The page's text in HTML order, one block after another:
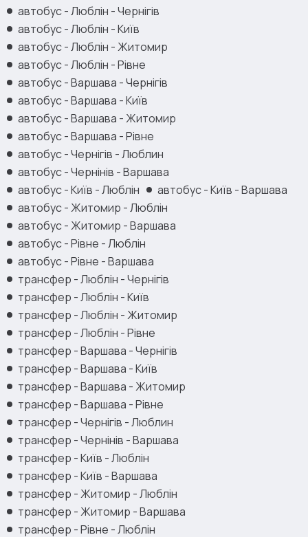
автобус - Люблін - Чернігів
автобус - Люблін - Київ
автобус - Люблін - Житомир
автобус - Люблін - Рівне
автобус - Варшава - Чернігів
автобус - Варшава - Київ
автобус - Варшава - Житомир
автобус - Варшава - Рівне
автобус - Чернігів - Люблин
автобус - Чернінів - Варшава
автобус - Київ - Люблін
автобус - Київ - Варшава
автобус - Житомир - Люблін
автобус - Житомир - Варшава
автобус - Рівне - Люблін
автобус - Рівне - Варшава
трансфер - Люблін - Чернігів
трансфер - Люблін - Київ
трансфер - Люблін - Житомир
трансфер - Люблін - Рівне
трансфер - Варшава - Чернігів
трансфер - Варшава - Київ
трансфер - Варшава - Житомир
трансфер - Варшава - Рівне
трансфер - Чернігів - Люблин
трансфер - Чернінів - Варшава
трансфер - Київ - Люблін
трансфер - Київ - Варшава
трансфер - Житомир - Люблін
трансфер - Житомир - Варшава
трансфер - Рівне - Люблін